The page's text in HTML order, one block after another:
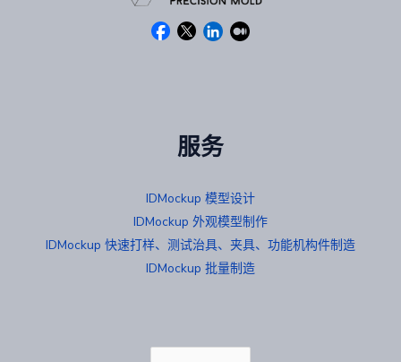
服务
IDMockup 模型设计
IDMockup 外观模型制作
IDMockup 快速打样、测试治具、夹具、功能机构件制造
IDMockup 批量制造